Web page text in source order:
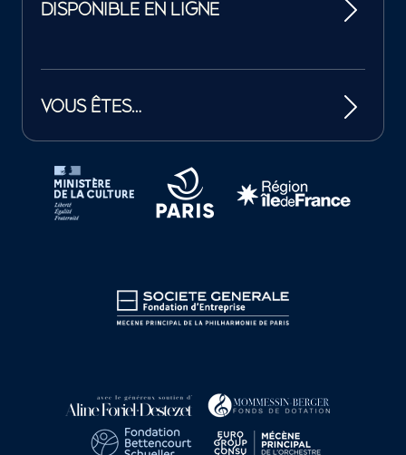
DISPONIBLE EN LIGNE
VOUS ÊTES…
Tutelles et mécènes de la Philharmonie de Paris